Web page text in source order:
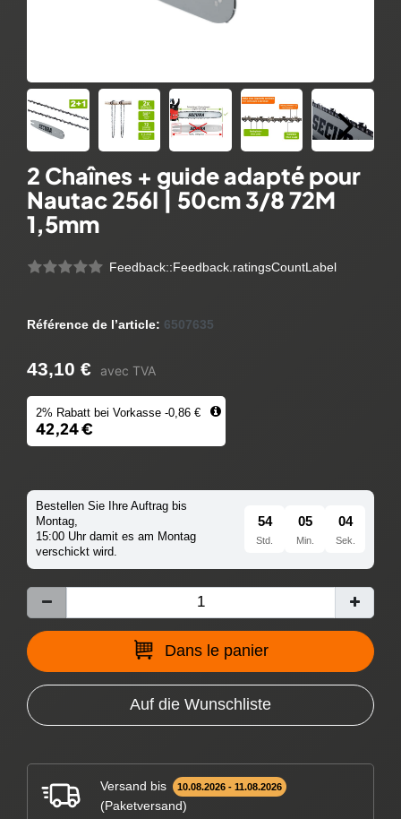
2 Chaînes + guide adapté pour
Nautac 256I | 50cm 3/8 72M
1,5mm
Feedback::Feedback.ratingsCountLabel
Référence de l’article: 6507635
43,10 € avec TVA
2% Rabatt bei Vorkasse -0,86 €
42,24 €
Bestellen Sie Ihre Auftrag bis
Montag,
15:00 Uhr damit es am Montag
verschickt wird.
54
Std.
05
Min.
03
Sek.
Dans le panier
Auf die Wunschliste
Versand bis 10.08.2026 - 11.08.2026
(Paketversand)